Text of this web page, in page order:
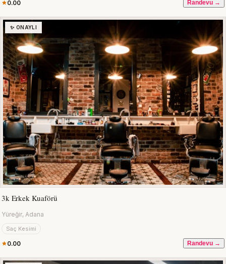
0.00 Randevu →
✨ ONAYLI
3k Erkek Kuaförü
Yüreğir, Adana
Saç Kesimi
0.00 Randevu →